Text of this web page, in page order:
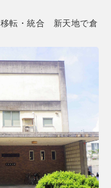
移転・統合 新天地で倉